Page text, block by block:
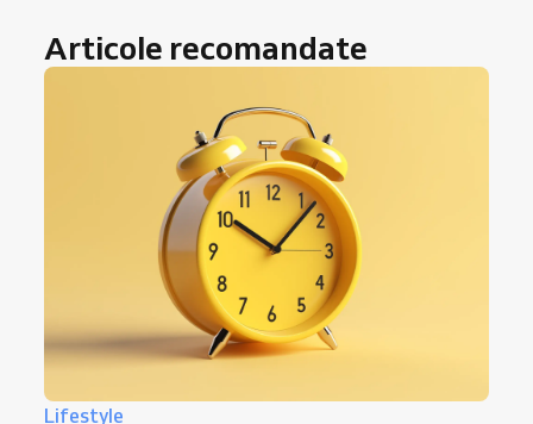
Articole recomandate
Lifestyle